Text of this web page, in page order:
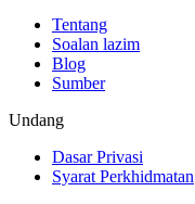
Tentang
Soalan lazim
Blog
Sumber
Undang
Dasar Privasi
Syarat Perkhidmatan